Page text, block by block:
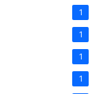
1
1
1
1